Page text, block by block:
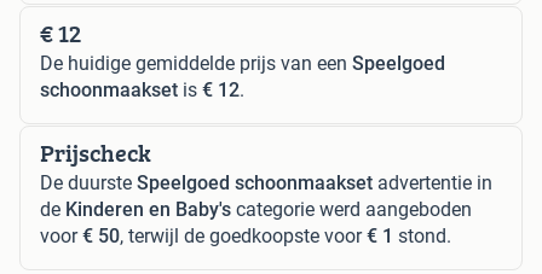
€ 12
De huidige gemiddelde prijs van een Speelgoed
schoonmaakset is € 12.
Prijscheck
De duurste Speelgoed schoonmaakset advertentie in
de Kinderen en Baby's categorie werd aangeboden
voor€ 50, terwijl de goedkoopste voor€ 1 stond.